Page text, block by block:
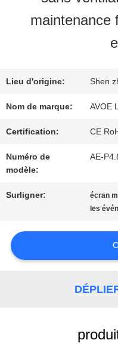
NOUS
CONTRÔLE
DE
QUALITÉ
maintenance
Lieu d'origine: Shen
Nom de marque: AVOE
Certification: CE
Numéro de
modèle:
AE-
Surligner: écran
les